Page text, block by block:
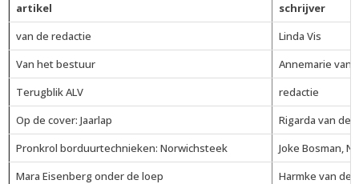
artikel
schrijver
van de redactie
Linda Vis
Van het bestuur
Annemarie van
Terugblik ALV
redactie
Op de cover: Jaarlap
Rigarda van
Pronkrol borduurtechnieken: Norwichsteek
Joke Bosman,
Mara Eisenberg onder de loep
Harmke van de